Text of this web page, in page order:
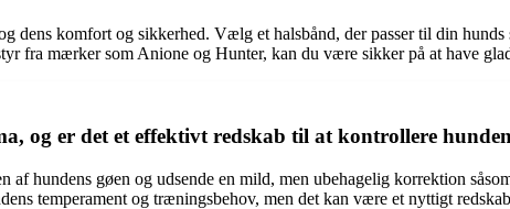
dens komfort og sikkerhed. Vælg et halsbånd, der passer til din
fra mærker som Anione og Hunter, kan du være sikker på at have
og er det et effektivt redskab til at kontrollere
af hundens gøen og udsende en mild, men ubehagelig korrektion
temperament og træningsbehov, men det kan være et nyttigt